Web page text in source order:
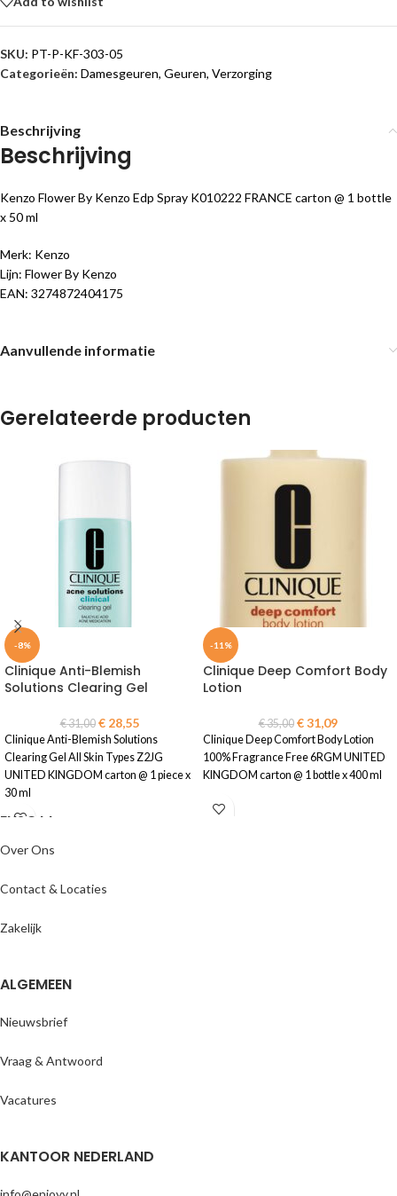
SKU: PT-P-KF-303-05
Categorieën: Damesgeuren, Geuren, Verzorging
Beschrijving
Beschrijving
Kenzo Flower By Kenzo Edp Spray K010222 FRANCE carton @ 1 bottle
x 50 ml
Merk: Kenzo
Lijn: Flower By Kenzo
EAN: 3274872404175
Aanvullende informatie
Gerelateerde producten
-8%
Clinique Anti-Blemish
Solutions Clearing Gel
€31,00 €28,55
Clinique Anti-Blemish Solutions
Clearing Gel All Skin Types Z2JG
UNITED KINGDOM carton @ 1 piece x
30 ml
-11%
Clinique Deep Comfort Body
Lotion
€35,00 €31,09
Clinique Deep Comfort Body Lotion
100% Fragrance Free 6RGM UNITED
KINGDOM carton @ 1 bottle x 400 ml
ENJOYY
Over Ons
Contact & Locaties
Zakelijk
ALGEMEEN
Nieuwsbrief
Vraag & Antwoord
Vacatures
KANTOOR NEDERLAND